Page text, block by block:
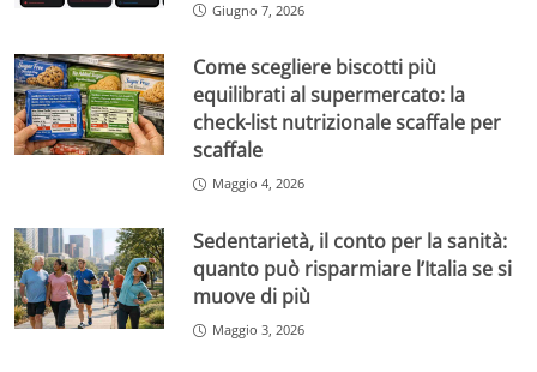
Giugno 7, 2026
Come scegliere biscotti più
equilibrati al supermercato: la
check-list nutrizionale scaffale per
scaffale
Maggio 4, 2026
Sedentarietà, il conto per la sanità:
quanto può risparmiare l’Italia se si
muove di più
Maggio 3, 2026